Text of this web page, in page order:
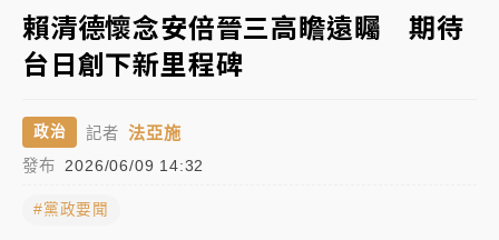
故宮《龍藏經》特展第2檔！今線上預約開賣一度塞車
周六起展出延長至晚上7時
台東農業處長涉圖利渡假村！東檢抗告成功 今重開羈
父親節泡湯了！中颱白海豚雨彈轟3天 「紅到發紫」降
雨熱區曝
賴清德懷念安倍晉三高瞻遠矚 期待
台日創下新里程碑
政治 記者 法亞施
發布 2026/06/09 14:32
#黨政要聞